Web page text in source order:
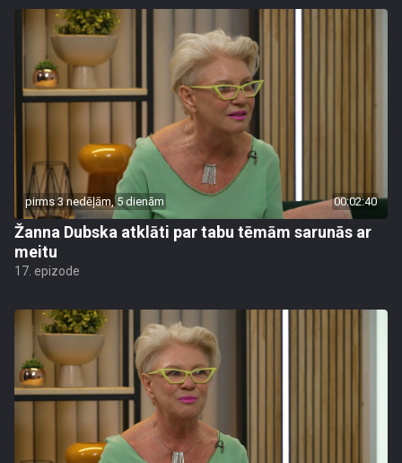
pirms 3 nedēļām, 5 dienām 00:02:40
Žanna Dubska atklāti par tabu tēmām sarunās ar
meitu
17. epizode